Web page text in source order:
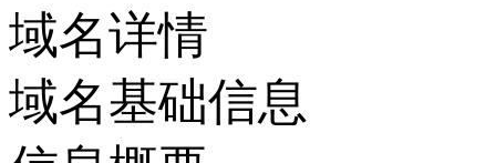
域名详情
域名基础信息